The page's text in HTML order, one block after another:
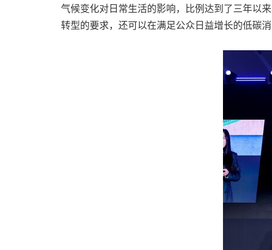
气候变化对日常生活的影响，比例达到了三年以
转型的要求，还可以在满足公众日益增长的低碳